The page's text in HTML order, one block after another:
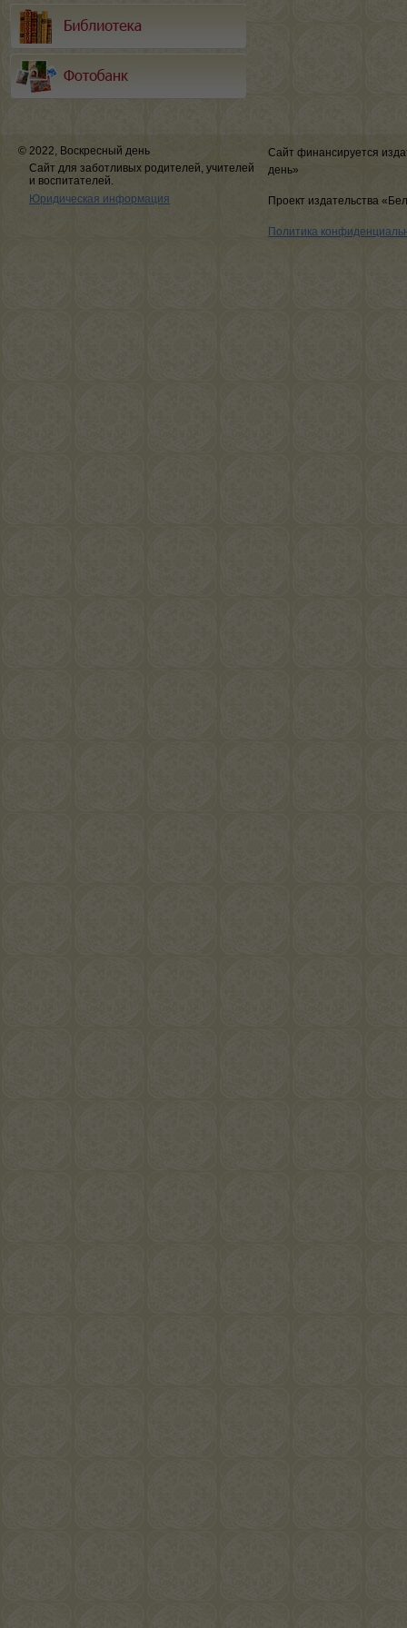
© 2022, Воскресный день
Сайт для заботливых родителей, учителей
и воспитателей.
Юридическая информация
Сайт финансируется
день»
Проект издательства
Политика